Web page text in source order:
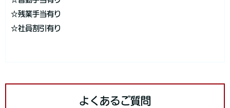
☆残業手当有り
☆社員割引有り
よくあるご質問